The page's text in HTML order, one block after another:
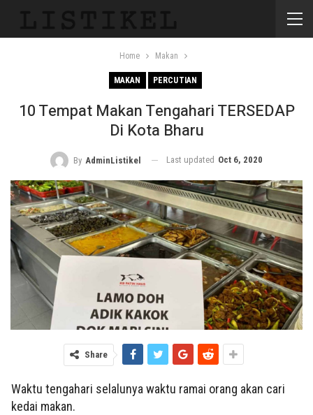
Home Makan
MAKAN PERCUTIAN
10 Tempat Makan Tengahari TERSEDAP
Di Kota Bharu
By AdminListikel Last updated Oct 6, 2020
Share
Waktu tengahari selalunya waktu ramai orang akan cari
kedai makan.